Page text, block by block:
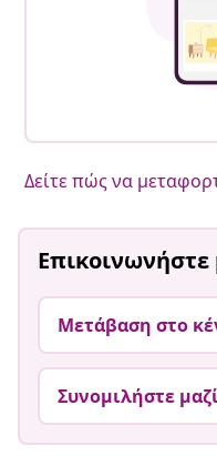
Δείτε πώς να
Επικοινωνήστε
Μετάβαση στο
Συνομιλήστε